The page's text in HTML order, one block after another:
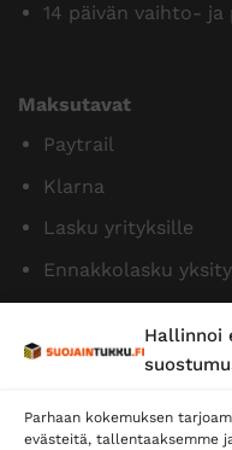
Hallinnoi
Parhaan kokemuksen
evästeitä, tallentaaksemme
14 päivän vaihto-
Maksutavat
Paytrail
Klarna
Lasku yrityksille
Ennakkolasku